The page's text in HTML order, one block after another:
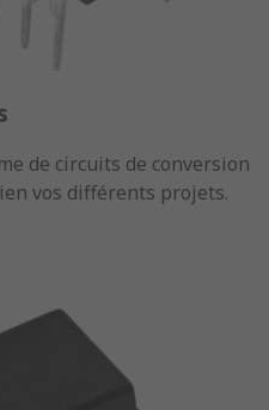
de circuits de conversion
vos différents projets.